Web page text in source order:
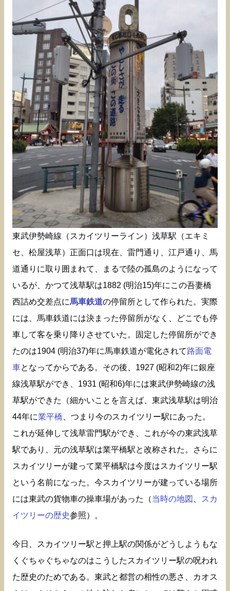
東武伊勢崎線（スカイツリーライン）浅草駅（エキミ
セ、松屋浅草）正面口は現在、雷門通り、江戸通り、馬
道通りに取り囲まれて、まるで陸の孤島のようになって
いるが、かつて浅草駅は1882 (明治15)年にこの吾妻橋
西詰め交差点に馬車鉄道の停留所として作られた。実際
には、馬車鉄道には決まった停留所がなく、どこでも停
車して客を乗り降りさせていた。固定した停留所ができ
たのは1904 (明治37)年に馬車鉄道が電化されて路面電
車となってからである。その後、1927 (昭和2)年に銀座
線浅草駅ができ、1931 (昭和6)年には東武伊勢崎線の浅
草駅ができた（細かいことを言えば、東武浅草駅は明治
44年に業平橋 、つまり今のスカイツリー駅にあった。
これが延伸して浅草雷門駅ができ、これが今の東武浅草
駅であり、元の浅草駅は業平橋駅と改称された。さらに
スカイツリーが建って業平橋駅は今度はスカイツリー駅
という名前になった。今スカイツリーが建っている場所
には東武の貨物車の操車場があった（当時の地図
スカ
イツリーの歴史参照）。
今日、スカイツリー駅と押上駅の関係がどうしようもな
くぐちゃぐちゃなのはこうしたスカイツリー駅の呪われ
た歴史のためである。東武と都営の相性の悪さ、カオス